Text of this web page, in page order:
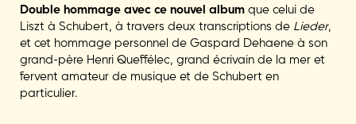
Double hommage avec ce nouvel album que celui de
Liszt à Schubert, à travers deux transcriptions de Lieder,
et cet hommage personnel de Gaspard Dehaene à son
grand-père Henri Queffélec, grand écrivain de la mer et
fervent amateur de musique et de Schubert en
particulier.